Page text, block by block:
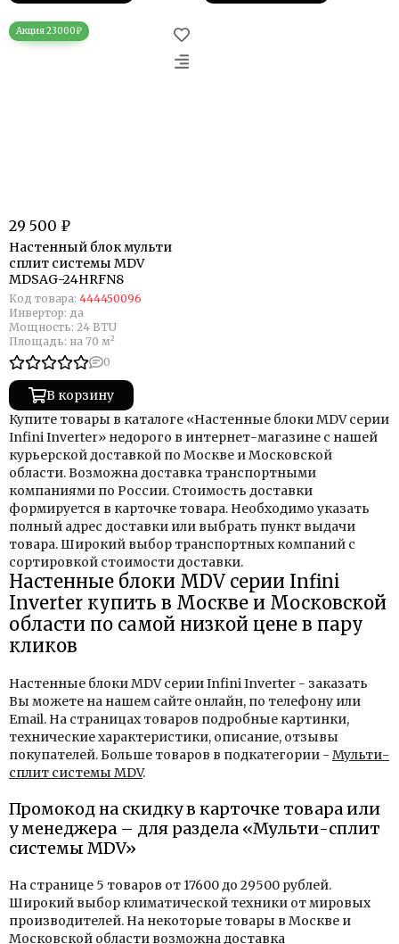
29 500 ₽
Настенный блок мульти
сплит системы MDV
MDSAG-24HRFN8
Код товара: 444450096
Инвертор: да
Мощность: 24 BTU
Площадь: на 70 м²
0
В корзину
Купите товары в каталоге «Настенные блоки MDV серии
Infini Inverter» недорого в интернет-магазине с нашей
курьерской доставкой по Москве и Московской
области. Возможна доставка транспортными
компаниями по России. Стоимость доставки
формируется в карточке товара. Необходимо указать
полный адрес доставки или выбрать пункт выдачи
товара. Широкий выбор транспортных компаний с
сортировкой стоимости доставки.
Настенные блоки MDV серии Infini
Inverter купить в Москве и Московской
области по самой низкой цене в пару
кликов
Настенные блоки MDV серии Infini Inverter - заказать
Вы можете на нашем сайте онлайн, по телефону или
Email. На страницах товаров подробные картинки,
технические характеристики, описание, отзывы
покупателей. Больше товаров в подкатегории - Мульти-
сплит системы MDV.
Промокод на скидку в карточке товара или
у менеджера – для раздела «Мульти-сплит
системы MDV»
На странице 5 товаров от 17600 до 29500 рублей.
Широкий выбор климатической техники от мировых
производителей. На некоторые товары в Москве и
Московской области возможна доставка